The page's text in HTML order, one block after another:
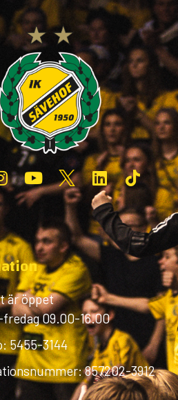
är öppet
fredag 09.00-16.00
5455-3144
857202-3912